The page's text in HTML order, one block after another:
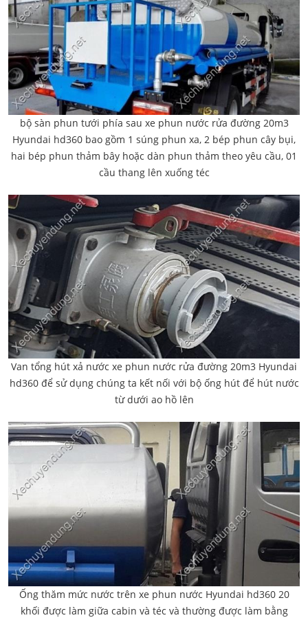
bộ sàn phun tưới phía sau xe phun nước rửa đường 20m3
Hyundai hd360 bao gồm 1 súng phun xa, 2 bép phun cây bụi,
hai bép phun thảm bây hoặc dàn phun thảm theo yêu cầu, 01
cầu thang lên xuống téc
Van tổng hút xả nước xe phun nước rửa đường 20m3 Hyundai
hd360 để sử dụng chúng ta kết nối với bộ ống hút để hút nước
từ dưới ao hồ lên
Ống thăm mức nước trên xe phun nước Hyundai hd360 20
khối được làm giữa cabin và téc và thường được làm bằng